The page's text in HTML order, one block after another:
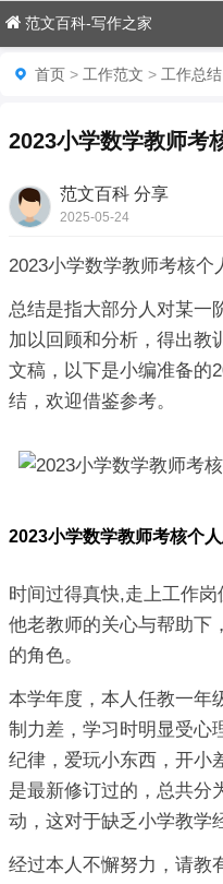
范文百科-写作之家
首页 > 工作范文 > 工作总结
2023小学数学教师考
范文百科 分享
2025-05-24
2023小学数学教师考核个
总结是指大部分人对某一
加以回顾和分析，得出教
文稿，以下是小编准备的
结，欢迎借鉴参考。
2023小学数学教师考核个
时间过得真快,走上工作
他老教师的关心与帮助下
的角色。
本学年度，本人任教一年
制力差，学习时明显受心
纪律，爱玩小东西，开小
是最新修订过的，总共分
动，这对于缺乏小学教学
经过本人不懈努力，请教